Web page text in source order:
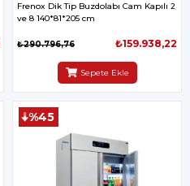
Frenox Dik Tip Buzdolabı Cam Kapılı 2
ve 8 140*81*205 cm
₺159.938,22
₺290.796,76
Sepete Ekle
%45